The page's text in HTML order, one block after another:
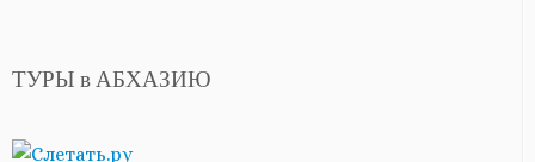
ТУРЫ в АБХАЗИЮ